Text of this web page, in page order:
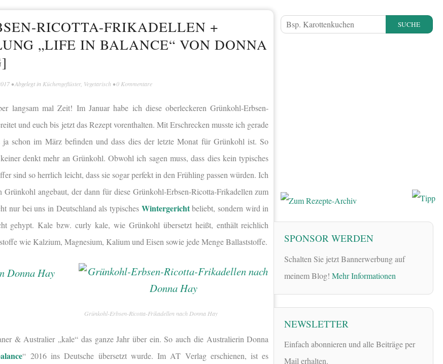
RICOTTA-FRIKADELLEN +
„LIFE IN BALANCE“ VON DONNA
• Abgelegt in Küchengeflüster, Vegetarisch •0 Kommentare
langsam mal Zeit! Im Januar habe ich diese oberleckeren Grünkohl-Erbsen-
und euch bis jetzt das Rezept vorenthalten. Mit Erschrecken musste ich gerade
ja schon im März befinden und dass dies der letzte Monat für Grünkohl ist. So
denkt mehr an Grünkohl. Obwohl ich sagen muss, dass dies kein typisches
sind so herrlich leicht, dass sie sogar perfekt in den Frühling passen würden. Ich
Grünkohl angebaut, der dann für diese Grünkohl-Erbsen-Ricotta-Frikadellen zum
nur bei uns in Deutschland als typisches Wintergerichtbeliebt, sondern wird in
gehypt. Kale bzw. curly kale, wie Grünkohl übersetzt heißt, enthält reichlich
wie Kalzium, Magnesium, Kalium und Eisen sowie jede Menge Ballaststoffe.
Grünkohl-Erbsen-Ricotta-Frikadellen nach Donna Hay
& Australier „kale“ das ganze Jahr über ein. So auch die Australierin Donna
“ 2016 ins Deutsche übersetzt wurde. Im AT Verlag erschienen, ist es
SUCHE
SPONSOR WERDEN
Schalten Sie jetzt Bannerwerbung auf
meinem Blog! Mehr Informationen
NEWSLETTER
Einfach abonnieren und alle Beiträge per
Mail erhalten.